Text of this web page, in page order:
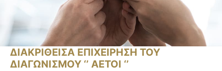
ΔΙΑΚΡΙΘΕΙΣΑ ΕΠΙΧΕΙΡΗΣΗ ΤΟΥ
ΔΙΑΓΩΝΙΣΜΟΥ ‘’ ΑΕΤΟΙ ‘’